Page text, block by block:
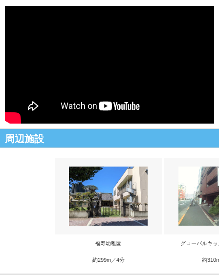
周辺施設
福寿幼稚園
約299m／4分
グローバルキ
約